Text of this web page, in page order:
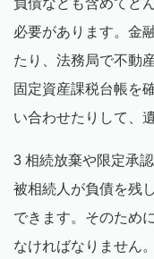
必要があります。金
たり、法務局で不動
固定資産課税台帳を
い合わせたりして、
3 相続放棄や限定承
被相続人が負債を残
できます。そのため
なければなりません